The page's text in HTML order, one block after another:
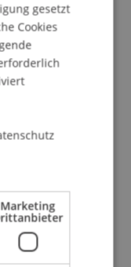
gesetzt
Cookies
Marketing